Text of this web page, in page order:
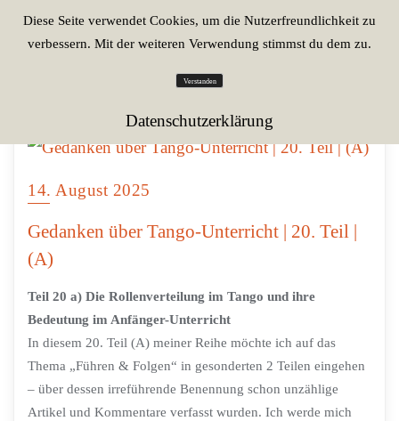
14. August 2025
Gedanken über Tango-Unterricht | 20. Teil |
(A)
Teil 20 a) Die Rollenverteilung im Tango und ihre
Bedeutung im Anfänger-Unterricht
In diesem 20. Teil (A) meiner Reihe möchte ich auf das
Thema „Führen & Folgen“ in gesonderten 2 Teilen eingehen
– über dessen irreführende Benennung schon unzählige
Artikel und Kommentare verfasst wurden. Ich werde mich
Diese Seite verwendet Cookies, um die Nutzerfreundlichkeit zu
verbessern. Mit der weiteren Verwendung stimmst du dem zu.
Verstanden
Datenschutzerklärung